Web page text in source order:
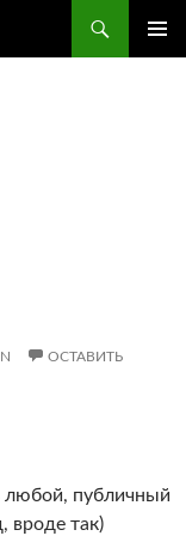
ОСТАВИТЬ
любой, публичный
вроде так)